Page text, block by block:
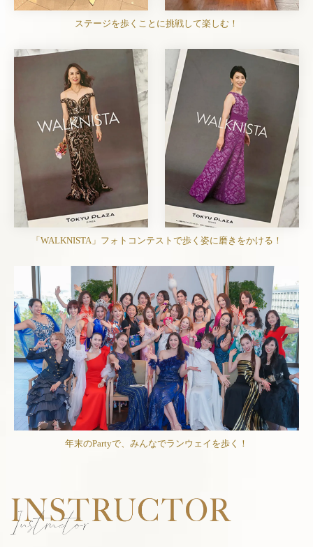
ステージを歩くことに挑戦して楽しむ！
「WALKNISTA」フォトコンテストで歩く姿に磨きをかける！
年末のPartyで、みんなでランウェイを歩く！